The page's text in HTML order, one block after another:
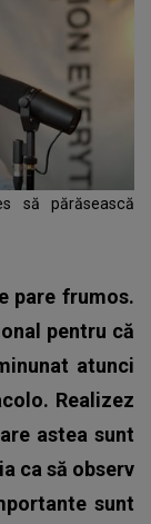
să părăsească
pare frumos.
pentru că
atunci
Realizez
astea sunt
ca să observ
sunt